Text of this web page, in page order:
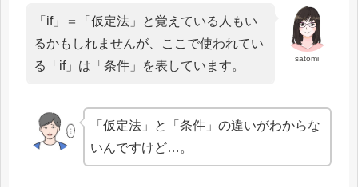
satomi
「if」＝「仮定法」と覚えている人もい
るかもしれませんが、ここで使われてい
る「if」は「条件」を表しています。
「仮定法」と「条件」の違いがわからな
いんですけど…。